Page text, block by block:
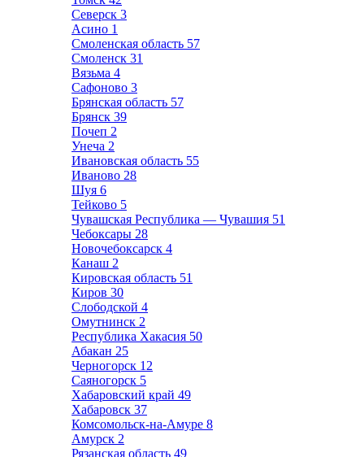
Северск 3
Асино 1
Смоленская область 57
Смоленск 31
Вязьма 4
Сафоново 3
Брянская область 57
Брянск 39
Почеп 2
Унеча 2
Ивановская область 55
Иваново 28
Шуя 6
Тейково 5
Чувашская Республика — Чувашия 51
Чебоксары 28
Новочебоксарск 4
Канаш 2
Кировская область 51
Киров 30
Слободской 4
Омутнинск 2
Республика Хакасия 50
Абакан 25
Черногорск 12
Саяногорск 5
Хабаровский край 49
Хабаровск 37
Комсомольск-на-Амуре 8
Амурск 2
Рязанская область 49